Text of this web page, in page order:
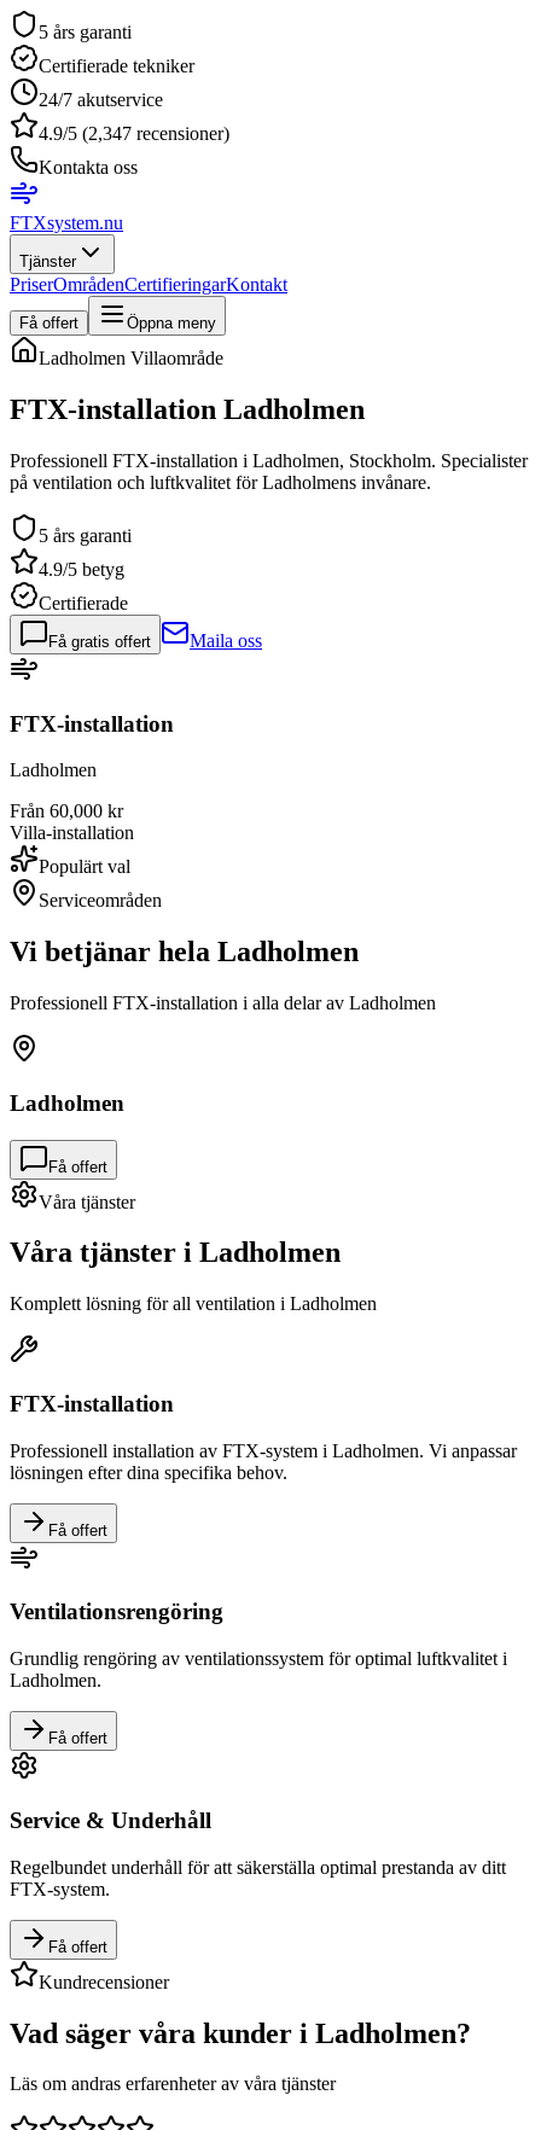
5 års garanti
Certifierade tekniker
24/7 akutservice
4.9/5 (2,347 recensioner)
Kontakta oss
FTXsystem.nu
Tjänster
PriserOmrådenCertifieringarKontakt
Få offert Öppna meny
Ladholmen Villaområde
FTX-installation Ladholmen
Professionell FTX-installation i Ladholmen, Stockholm. Specialister
på ventilation och luftkvalitet för Ladholmens invånare.
5 års garanti
4.9/5 betyg
Certifierade
Få gratis offert Maila oss
FTX-installation
Ladholmen
Från 60,000 kr
Villa-installation
Populärt val
Serviceområden
Vi betjänar hela Ladholmen
Professionell FTX-installation i alla delar av Ladholmen
Ladholmen
Få offert
Våra tjänster
Våra tjänster i Ladholmen
Komplett lösning för all ventilation i Ladholmen
FTX-installation
Professionell installation av FTX-system i Ladholmen. Vi anpassar
lösningen efter dina specifika behov.
Få offert
Ventilationsrengöring
Grundlig rengöring av ventilationssystem för optimal luftkvalitet i
Ladholmen.
Få offert
Service & Underhåll
Regelbundet underhåll för att säkerställa optimal prestanda av ditt
FTX-system.
Få offert
Kundrecensioner
Vad säger våra kunder i Ladholmen?
Läs om andras erfarenheter av våra tjänster